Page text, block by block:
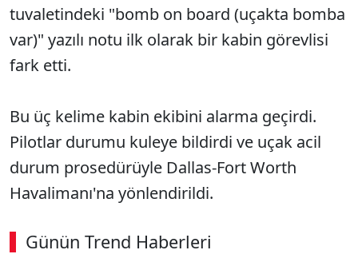
tuvaletindeki "bomb on board (uçakta bomba
var)" yazılı notu ilk olarak bir kabin görevlisi
fark etti.
Bu üç kelime kabin ekibini alarma geçirdi.
Pilotlar durumu kuleye bildirdi ve uçak acil
durum prosedürüyle Dallas-Fort Worth
Havalimanı'na yönlendirildi.
Günün Trend Haberleri